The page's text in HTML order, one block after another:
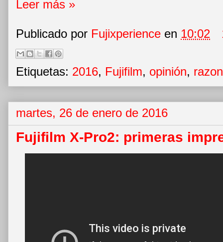
Leer más »
Publicado por Fujixperience en 10:02
Etiquetas: 2016, Fujifilm, opinión,
martes, 26 de enero de 2016
Fujifilm X-Pro2: primeras